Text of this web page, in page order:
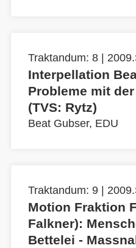
Traktandum: 8 |
Interpellation
Probleme mit
(TVS: Rytz)
Beat Gubser, EDU
Traktandum: 9 |
Motion Fraktion
Falkner):
Bettelei -